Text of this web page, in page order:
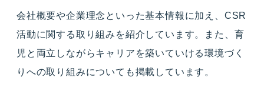
会社概要や企業理念といった基本情報に加え、CSR
活動に関する取り組みを紹介しています。また、育
児と両立しながらキャリアを築いていける環境づく
りへの取り組みについても掲載しています。